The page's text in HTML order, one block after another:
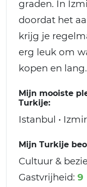
graden. In
doordat het
krijg je
erg leuk om
kopen en lang
Mijn mooiste
Turkije:
Istanbul •
Mijn Turkije
Cultuur &
Gastvrijheid: 9